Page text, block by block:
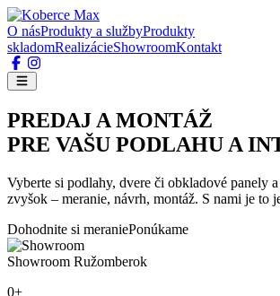
O násProdukty a službyProdukty
skladomRealizácieShowroomKontakt
PREDAJ A MONTÁŽ
PRE VAŠU PODLAHU A
Vyberte si podlahy, dvere či obkladové panely
zvyšok – meranie, návrh, montáž. S nami je to
Dohodnite si meraniePonúkame
Showroom Ružomberok
0+